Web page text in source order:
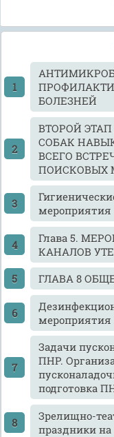
БОЛЕЗНЕЙ
ВТОРОЙ
СОБАК
ВСЕГО
ПОИСКОВЫХ
мероприятия
Глава 5.
КАНАЛОВ
ГЛАВА 8
мероприятия
Задачи
ПНР.
подготовка
Зрелищно-
праздники на